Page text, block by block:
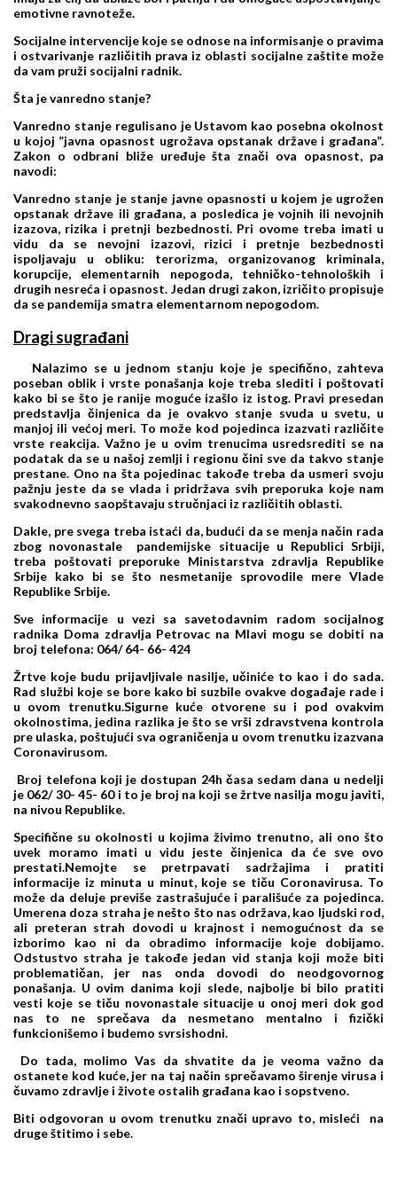
emotivne ravnoteže.
Socijalne intervencije koje se odnose na informisanje o pravima
i ostvarivanje različitih prava iz oblasti socijalne zaštite može
da vam pruži socijalni radnik.
Šta je vanredno stanje?
Vanredno stanje regulisano je Ustavom kao posebna okolnost
u kojoj ”javna opasnost ugrožava opstanak države i građana”.
Zakon o odbrani bliže uređuje šta znači ova opasnost, pa
navodi:
Vanredno stanje je stanje javne opasnosti u kojem je ugrožen
opstanak države ili građana, a posledica je vojnih ili nevojnih
izazova, rizika i pretnji bezbednosti. Pri ovome treba imati u
vidu da se nevojni izazovi, rizici i pretnje bezbednosti
ispoljavaju u obliku: terorizma, organizovanog kriminala,
korupcije, elementarnih nepogoda, tehničko-tehnoloških i
drugih nesreća i opasnost. Jedan drugi zakon, izričito propisuje
da se pandemija smatra elementarnom nepogodom.
Dragi sugrađani
Nalazimo se u jednom stanju koje je specifično, zahteva
poseban oblik i vrste ponašanja koje treba slediti i poštovati
kako bi se što je ranije moguće izašlo iz istog. Pravi presedan
predstavlja činjenica da je ovakvo stanje svuda u svetu, u
manjoj ili većoj meri. To može kod pojedinca izazvati različite
vrste reakcija. Važno je u ovim trenucima usredsrediti se na
podatak da se u našoj zemlji i regionu čini sve da takvo stanje
prestane. Ono na šta pojedinac takođe treba da usmeri svoju
pažnju jeste da se vlada i pridržava svih preporuka koje nam
svakodnevno saopštavaju stručnjaci iz različitih oblasti.
Dakle, pre svega treba istaći da, budući da se menja način rada
zbog novonastale pandemijske situacije u Republici Srbiji,
treba poštovati preporuke Ministarstva zdravlja Republike
Srbije kako bi se što nesmetanije sprovodile mere Vlade
Republike Srbije.
Sve informacije u vezi sa savetodavnim radom socijalnog
radnika Doma zdravlja Petrovac na Mlavi mogu se dobiti na
broj telefona: 064/ 64- 66- 424
Žrtve koje budu prijavljivale nasilje, učiniće to kao i do sada.
Rad službi koje se bore kako bi suzbile ovakve događaje rade i
u ovom trenutku.Sigurne kuće otvorene su i pod ovakvim
okolnostima, jedina razlika je što se vrši zdravstvena kontrola
pre ulaska, poštujući sva ograničenja u ovom trenutku izazvana
Coronavirusom.
Broj telefona koji je dostupan 24h časa sedam dana u nedelji
je 062/ 30- 45- 60 i to je broj na koji se žrtve nasilja mogu javiti,
na nivou Republike.
Specifične su okolnosti u kojima živimo trenutno, ali ono što
uvek moramo imati u vidu jeste činjenica da će sve ovo
prestati.Nemojte se pretrpavati sadržajima i pratiti
informacije iz minuta u minut, koje se tiču Coronavirusa. To
može da deluje previše zastrašujuće i parališuće za pojedinca.
Umerena doza straha je nešto što nas održava, kao ljudski rod,
ali preteran strah dovodi u krajnost i nemogućnost da se
izborimo kao ni da obradimo informacije koje dobijamo.
Odstustvo straha je takođe jedan vid stanja koji može biti
problematičan, jer nas onda dovodi do neodgovornog
ponašanja. U ovim danima koji slede, najbolje bi bilo pratiti
vesti koje se tiču novonastale situacije u onoj meri dok god
nas to ne sprečava da nesmetano mentalno i fizički
funkcionišemo i budemo svrsishodni.
Do tada, molimo Vas da shvatite da je veoma važno da
ostanete kod kuće, jer na taj način sprečavamo širenje virusa i
čuvamo zdravlje i živote ostalih građana kao i sopstveno.
Biti odgovoran u ovom trenutku znači upravo to, misleći na
druge štitimo i sebe.